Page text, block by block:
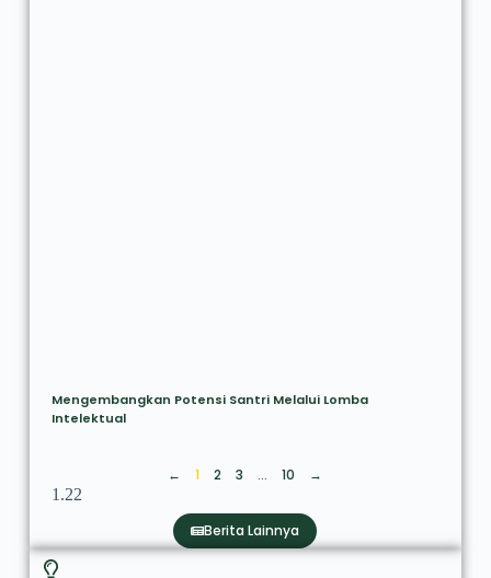
Mengembangkan Potensi Santri Melalui Lomba
Intelektual
← 1 2 3 … 10 →
Berita Lainnya